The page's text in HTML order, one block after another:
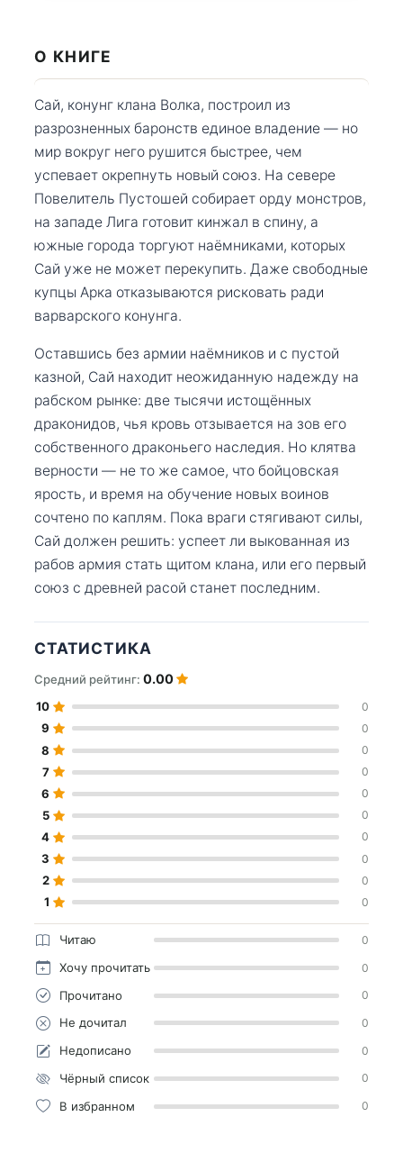
О КНИГЕ
Сай, конунг клана Волка, построил из
разрозненных баронств единое владение — но
мир вокруг него рушится быстрее, чем
успевает окрепнуть новый союз. На севере
Повелитель Пустошей собирает орду монстров,
на западе Лига готовит кинжал в спину, а
южные города торгуют наёмниками, которых
Сай уже не может перекупить. Даже свободные
купцы Арка отказываются рисковать ради
варварского конунга.
Оставшись без армии наёмников и с пустой
казной, Сай находит неожиданную надежду на
рабском рынке: две тысячи истощённых
драконидов, чья кровь отзывается на зов его
собственного драконьего наследия. Но клятва
верности — не то же самое, что бойцовская
ярость, и время на обучение новых воинов
сочтено по каплям. Пока враги стягивают силы,
Сай должен решить: успеет ли выкованная из
рабов армия стать щитом клана, или его первый
союз с древней расой станет последним.
СТАТИСТИКА
Средний рейтинг: 0.00
10 0
9 0
8 0
7 0
6 0
5 0
4 0
3 0
2 0
1 0
Читаю 0
Хочу прочитать 0
Прочитано 0
Не дочитал 0
Недописано 0
Чёрный список 0
В избранном 0